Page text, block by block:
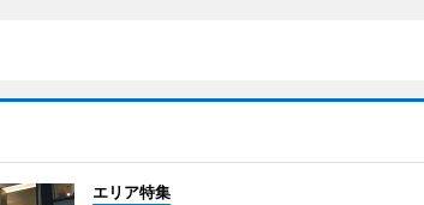
エリア特集